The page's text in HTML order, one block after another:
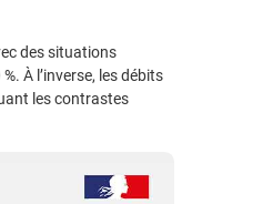
des situations
À l’inverse, les débits
les contrastes